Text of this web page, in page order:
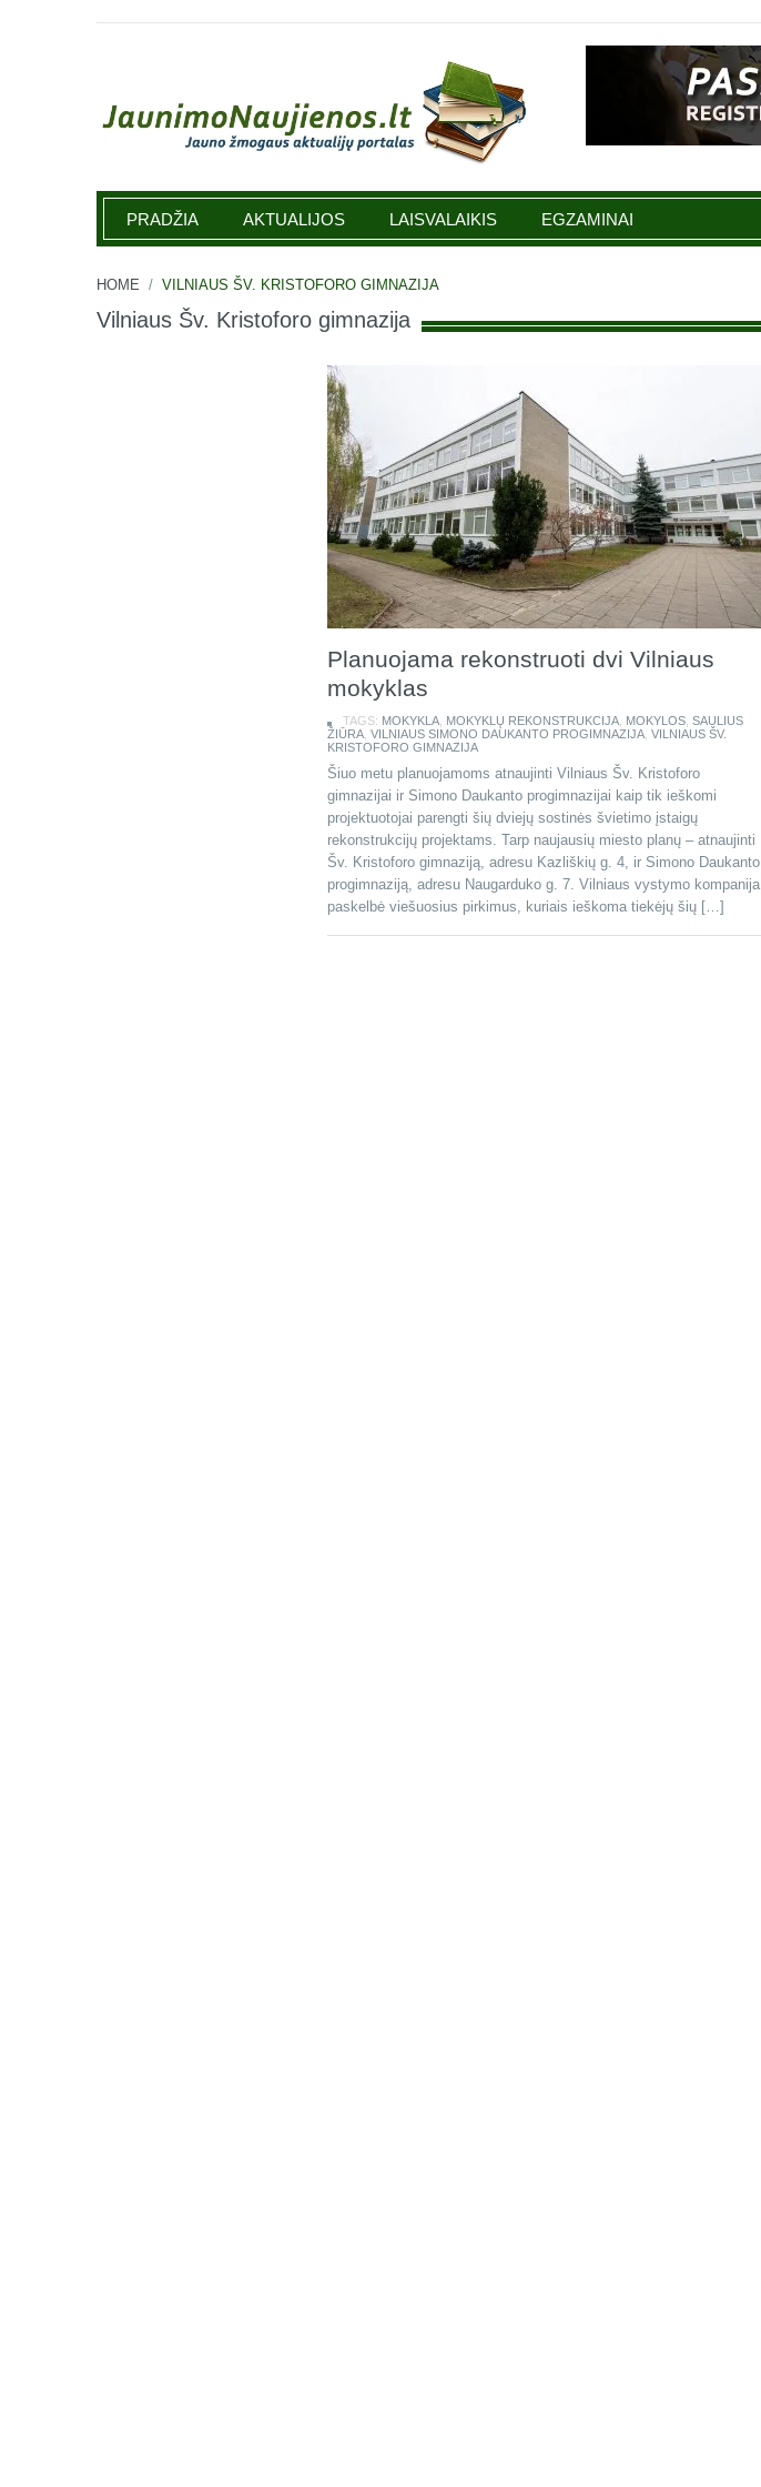
Jaunimonaujienos.lt
PRADŽIA AKTUALIJOS LAISVALAIKIS EGZAMINAI
HOME / VILNIAUS ŠV. KRISTOFORO GIMNAZIJA
Vilniaus Šv. Kristoforo gimnazija
Planuojama rekonstruoti dvi Vilniaus
mokyklas
TAGS: MOKYKLA, MOKYKLŲ REKONSTRUKCIJA, MOKYLOS, SAULIUS
ŽIŪRA, VILNIAUS SIMONO DAUKANTO PROGIMNAZIJA, VILNIAUS ŠV.
KRISTOFORO GIMNAZIJA
Šiuo metu planuojamoms atnaujinti Vilniaus Šv. Kristoforo
gimnazijai ir Simono Daukanto progimnazijai kaip tik ieškomi
projektuotojai parengti šių dviejų sostinės švietimo įstaigų
rekonstrukcijų projektams. Tarp naujausių miesto planų – atnaujinti
Šv. Kristoforo gimnaziją, adresu Kazliškių g. 4, ir Simono Daukanto
progimnaziją, adresu Naugarduko g. 7. Vilniaus vystymo kompanija
paskelbė viešuosius pirkimus, kuriais ieškoma tiekėjų šių […]